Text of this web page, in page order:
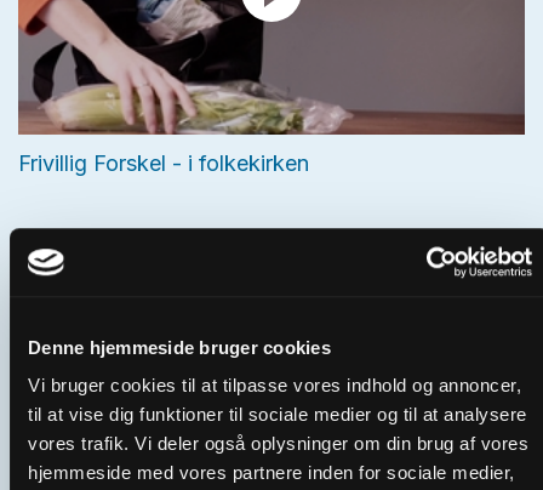
Denne hjemmeside bruger cookies
Vi bruger cookies til at tilpasse vores indhold og annoncer,
til at vise dig funktioner til sociale medier og til at analysere
vores trafik. Vi deler også oplysninger om din brug af vores
hjemmeside med vores partnere inden for sociale medier,
Frivillig Forskel - i folkekirken